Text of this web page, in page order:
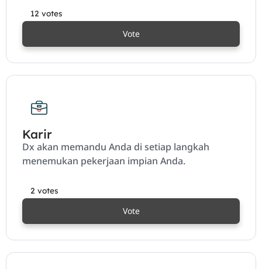
12 votes
Vote
Karir
Dx akan memandu Anda di setiap langkah
menemukan pekerjaan impian Anda.
2 votes
Vote